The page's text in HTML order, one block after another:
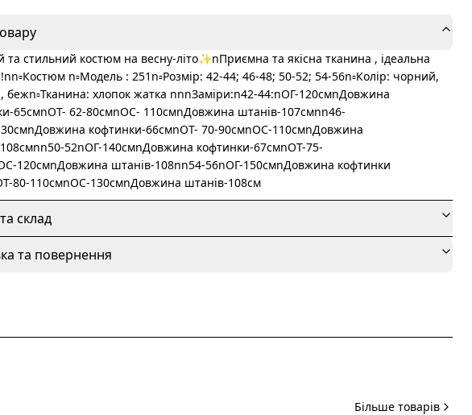
та стильний костюм на весну-літо✨nПриємна та якісна тканина , ідеальна
n▫️Модель : 251n▫️Розмір: 42-44; 46-48; 50-52; 54-56n▫️Колір: чорний,
бежn▫️Тканина: хлопок жатка nnnЗаміри:n42-44:nОГ-120смnДовжина
65смnОТ- 62-80смnОС- 110смnДовжина штанів-107смnn46-
кофтинки-66смnОТ- 70-90смnОС-110смnДовжина
52nОГ-140смnДовжина кофтинки-67смnОТ-75-
120смnДовжина штанів-108nn54-56nОГ-150смnДовжина кофтинки
80-110смnОС-130смnДовжина штанів-108см
склад
та повернення
Більше товарів